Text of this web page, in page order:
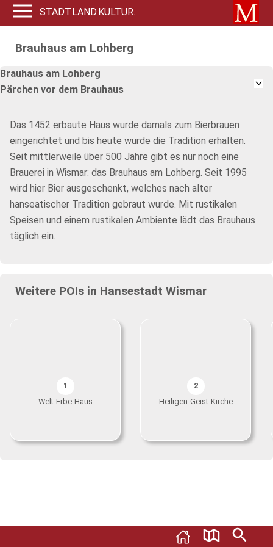
STADT.LAND.KULTUR.
Brauhaus am Lohberg
Brauhaus am Lohberg
Pärchen vor dem Brauhaus
Das 1452 erbaute Haus wurde damals zum Bierbrauen
eingerichtet und bis heute wurde die Tradition erhalten.
Seit mittlerweile über 500 Jahre gibt es nur noch eine
Brauerei in Wismar: das Brauhaus am Lohberg. Seit 1995
wird hier Bier ausgeschenkt, welches nach alter
hanseatischer Tradition gebraut wurde. Mit rustikalen
Speisen und einem rustikalen Ambiente lädt das Brauhaus
täglich ein.
Weitere POIs in Hansestadt Wismar
1
Welt-Erbe-Haus
2
Heiligen-Geist-Kirche